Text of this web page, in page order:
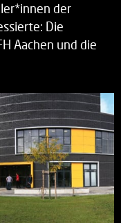
der
Die
Aachen und die